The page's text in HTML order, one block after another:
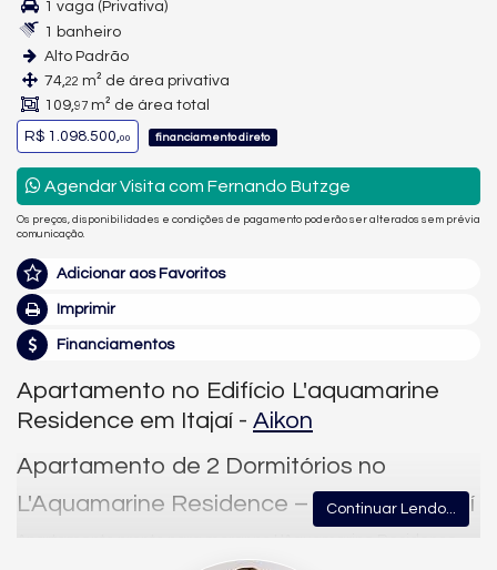
1 vaga (Privativa)
1 banheiro
Alto Padrão
74,22 m² de área privativa
109,97 m² de área total
R$ 1.098.500,00 financiamento direto
Agendar Visita com Fernando Butzge
Os preços, disponibilidades e condições de pagamento poderão ser alterados sem prévia
comunicação.
Adicionar aos Favoritos
Imprimir
Financiamentos
Apartamento no Edifício L'aquamarine
Residence em Itajaí - Aikon
Apartamento de 2 Dormitórios no
L'Aquamarine Residence – Fazenda, Itajaí
no bairro Fazenda, em Itajaí. Disponível para venda, sem mobília
Continuar Lendo...